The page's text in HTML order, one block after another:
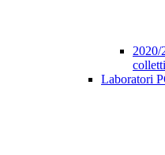
2020/
Laboratori